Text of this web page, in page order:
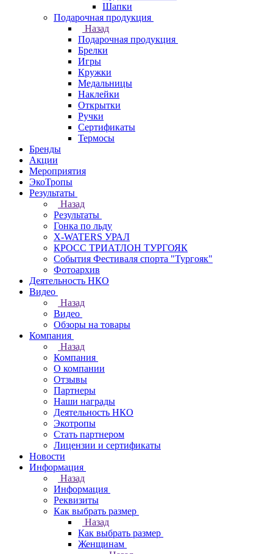
Шапки
Подарочная продукция
Назад
Подарочная продукция
Брелки
Игры
Кружки
Медальницы
Наклейки
Открытки
Ручки
Сертификаты
Термосы
Бренды
Акции
Мероприятия
ЭкоТропы
Результаты
Назад
Результаты
Гонка по льду
X-WATERS УРАЛ
КРОСС ТРИАТЛОН ТУРГОЯК
События Фестиваля спорта "Тургояк"
Фотоархив
Деятельность НКО
Видео
Назад
Видео
Обзоры на товары
Компания
Назад
Компания
О компании
Отзывы
Партнеры
Наши награды
Деятельность НКО
Экотропы
Стать партнером
Лицензии и сертификаты
Новости
Информация
Назад
Информация
Реквизиты
Как выбрать размер
Назад
Как выбрать размер
Женщинам